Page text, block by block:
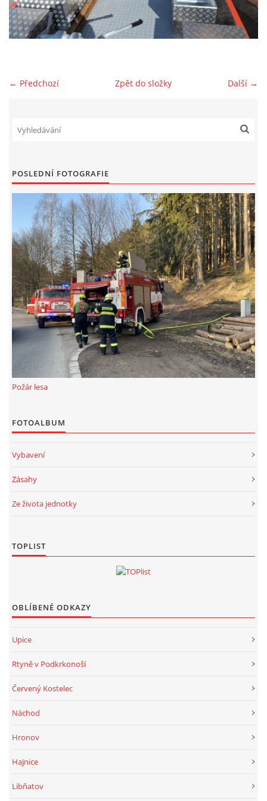
NAŠE VIDEA
← Předchozí Další →
Zpět do složky
POSLEDNÍ FOTOGRAFIE
Požár lesa
FOTOALBUM
Vybavení
Zásahy
Ze života jednotky
TOPLIST
OBLÍBENÉ ODKAZY
Upice
Rtyně v Podkrkonoší
Červený Kostelec
Náchod
Hronov
Hajnice
Libňatov